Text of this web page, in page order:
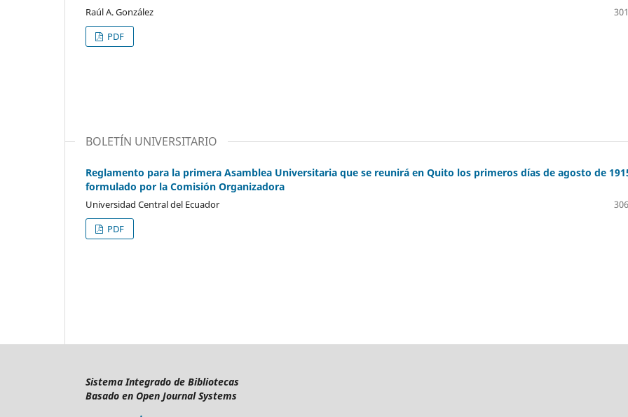
Raúl A. González
PDF
BOLETÍN UNIVERSITARIO
Reglamento para la primera Asamblea Universitaria que se reunirá en Quito los primeros días de agosto de
formulado por la Comisión Organizadora
Universidad Central del Ecuador
PDF
Sistema Integrado de Bibliotecas
Basado en Open Journal Systems